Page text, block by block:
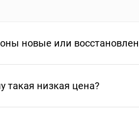
новые или
такая низкая цена?